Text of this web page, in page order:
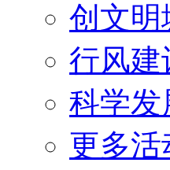
创文明
行风建
科学发
更多活